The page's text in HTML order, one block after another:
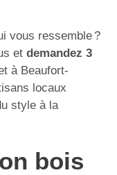
vous ressemble ?
et demandez 3
à Beaufort-
locaux
style à la
bois